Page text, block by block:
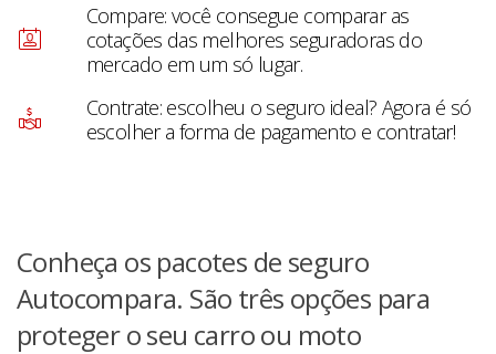
Compare: você consegue comparar as
cotações das melhores seguradoras do
mercado em um só lugar.
Contrate: escolheu o seguro ideal? Agora é só
escolher a forma de pagamento e contratar!
Conheça os pacotes de seguro
Autocompara. São três opções para
proteger o seu carro ou moto